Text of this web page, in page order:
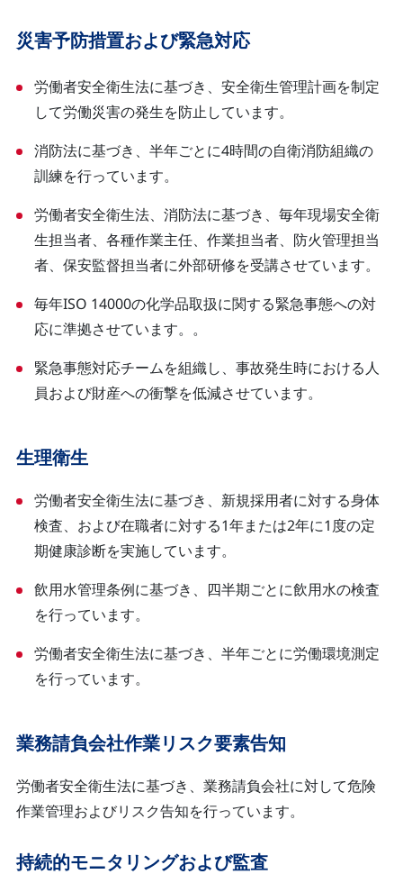
災害予防措置および緊急対応
労働者安全衛生法に基づき、安全衛生管理計画を制定
して労働災害の発生を防止しています。
消防法に基づき、半年ごとに4時間の自衛消防組織の
訓練を行っています。
労働者安全衛生法、消防法に基づき、毎年現場安全衛
生担当者、各種作業主任、作業担当者、防火管理担当
者、保安監督担当者に外部研修を受講させています。
毎年ISO 14000の化学品取扱に関する緊急事態への対
応に準拠させています。。
緊急事態対応チームを組織し、事故発生時における人
員および財産への衝撃を低減させています。
生理衛生
労働者安全衛生法に基づき、新規採用者に対する身体
検査、および在職者に対する1年または2年に1度の定
期健康診断を実施しています。
飲用水管理条例に基づき、四半期ごとに飲用水の検査
を行っています。
労働者安全衛生法に基づき、半年ごとに労働環境測定
を行っています。
業務請負会社作業リスク要素告知
労働者安全衛生法に基づき、業務請負会社に対して危険
作業管理およびリスク告知を行っています。
持続的モニタリングおよび監査